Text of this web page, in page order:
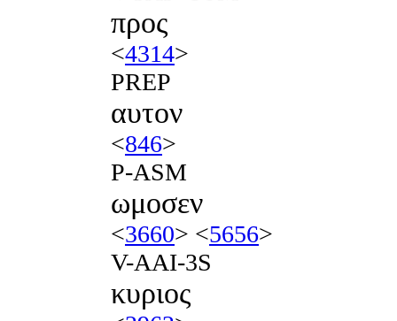
προς
<4314>
PREP
αυτον
<846>
P-ASM
ωμοσεν
<3660> <5656>
V-AAI-3S
κυριος